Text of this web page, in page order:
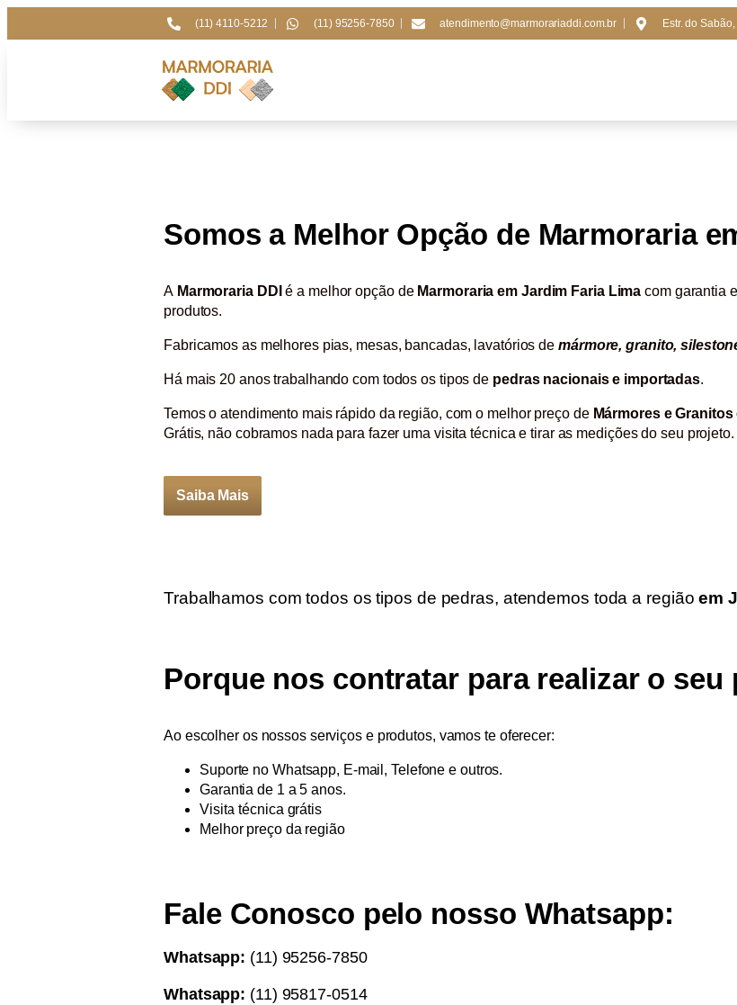
(11) 4110-5212 (11) 95256-7850 atendimento@marmorariaddi.com.br Estr. do
Somos a Melhor Opção de Marmoraria
A Marmoraria DDI é a melhor opção de Marmoraria em Jardim Faria Lima com garantia
produtos.
Fabricamos as melhores pias, mesas, bancadas, lavatórios de mármore, granito,
Há mais 20 anos trabalhando com todos os tipos de pedras nacionais e importadas.
Temos o atendimento mais rápido da região, com o melhor preço de Mármores e
Grátis, não cobramos nada para fazer uma visita técnica e tirar as medições do seu projeto.
Saiba Mais
Trabalhamos com todos os tipos de pedras, atendemos toda a região em
Porque nos contratar para realizar o seu
Ao escolher os nossos serviços e produtos, vamos te oferecer:
Suporte no Whatsapp, E-mail, Telefone e outros.
Garantia de 1 a 5 anos.
Visita técnica grátis
Melhor preço da região
Fale Conosco pelo nosso Whatsapp:
Whatsapp: (11) 95256-7850
Whatsapp: (11) 95817-0514